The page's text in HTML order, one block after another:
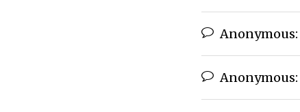
Anonymous:
Anonymous: